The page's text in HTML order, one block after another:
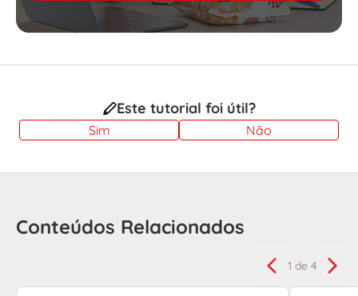
Este tutorial foi útil?
Sim Não
Conteúdos Relacionados
1 de 4